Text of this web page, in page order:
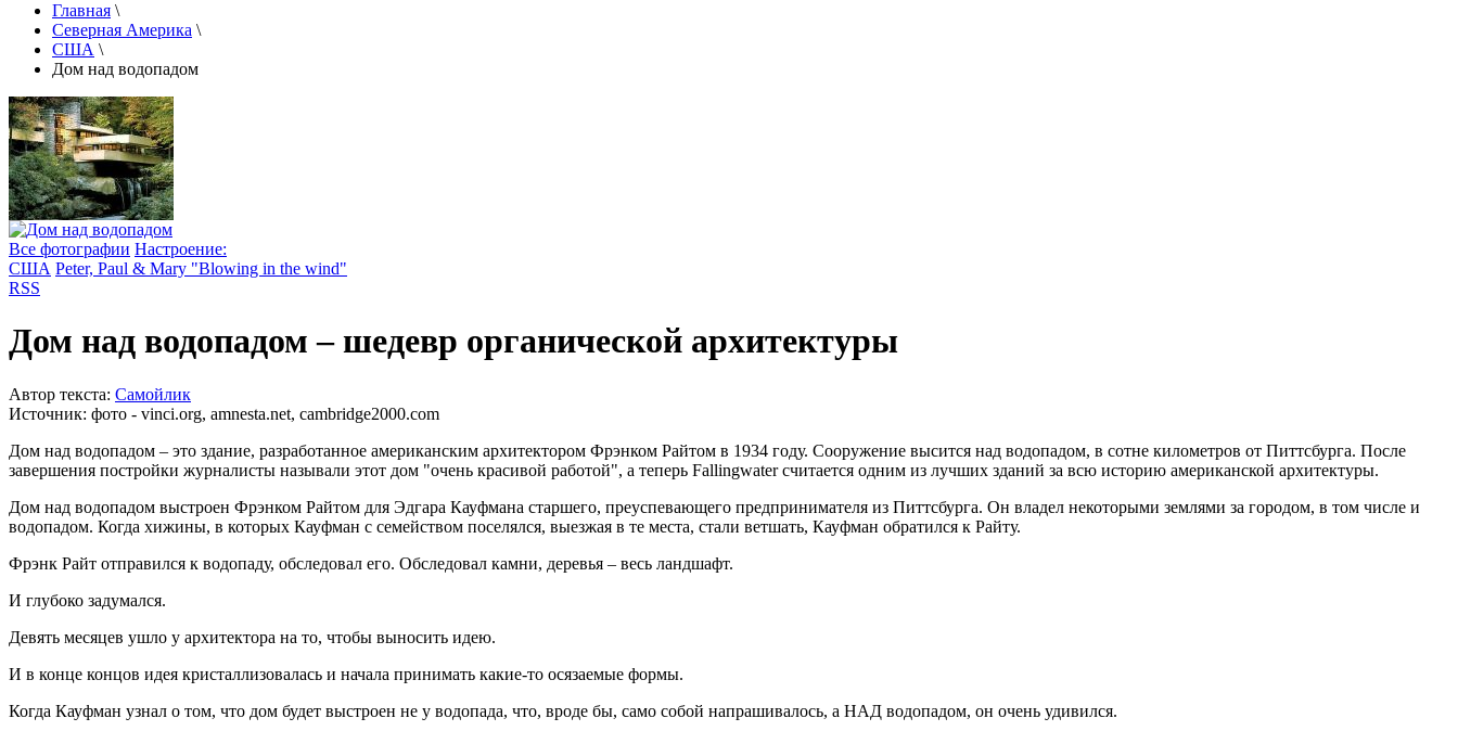
Главная \
Северная Америка \
США \
Дом над водопадом
Все фотографии Настроение:
США Peter, Paul & Mary "Blowing in the wind"
RSS
Дом над водопадом – шедевр органической архитектуры
Автор текста: Самойлик
Источник: фото - vinci.org, amnesta.net, cambridge2000.com
Дом над водопадом – это здание, разработанное американским архитектором Фрэнком Райтом в 1934 году. Сооружение высится над водопадом, в сотне километров от Питтсбурга. После
завершения постройки журналисты называли этот дом "очень красивой работой", а теперь Fallingwater считается одним из лучших зданий за всю историю американской архитектуры.
Дом над водопадом выстроен Фрэнком Райтом для Эдгара Кауфмана старшего, преуспевающего предпринимателя из Питтсбурга. Он владел некоторыми землями за городом, в том числе и
водопадом. Когда хижины, в которых Кауфман с семейством поселялся, выезжая в те места, стали ветшать, Кауфман обратился к Райту.
Фрэнк Райт отправился к водопаду, обследовал его. Обследовал камни, деревья – весь ландшафт.
И глубоко задумался.
Девять месяцев ушло у архитектора на то, чтобы выносить идею.
И в конце концов идея кристаллизовалась и начала принимать какие-то осязаемые формы.
Когда Кауфман узнал о том, что дом будет выстроен не у водопада, что, вроде бы, само собой напрашивалось, а НАД водопадом, он очень удивился.